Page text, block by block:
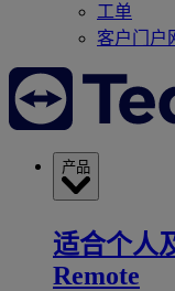
工单
客户门户
产品
适合个人
Remote